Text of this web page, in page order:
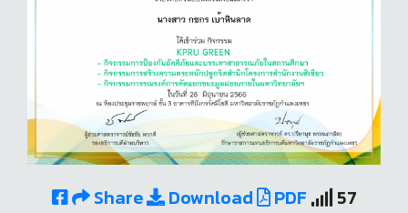
Share Download PDF 57